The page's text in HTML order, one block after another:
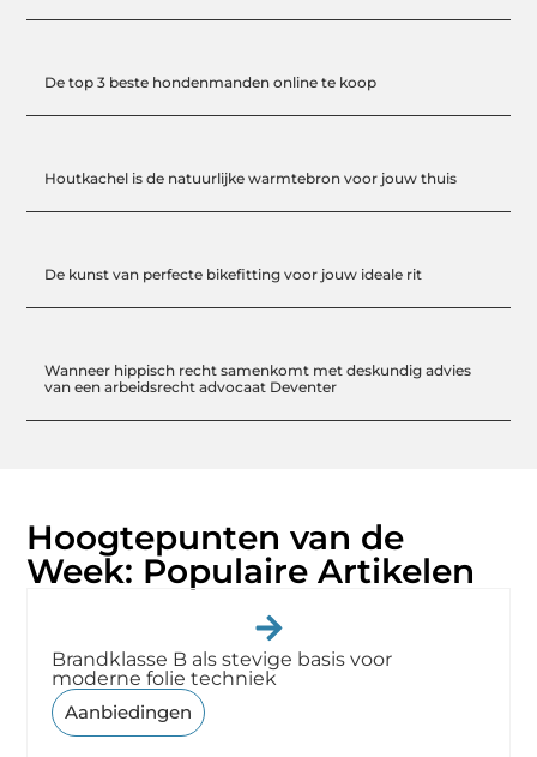
De top 3 beste hondenmanden online te koop
Houtkachel is de natuurlijke warmtebron voor jouw thuis
De kunst van perfecte bikefitting voor jouw ideale rit
Wanneer hippisch recht samenkomt met deskundig advies
van een arbeidsrecht advocaat Deventer
Hoogtepunten van de
Week: Populaire Artikelen
Brandklasse B als stevige basis voor
moderne folie techniek
Aanbiedingen